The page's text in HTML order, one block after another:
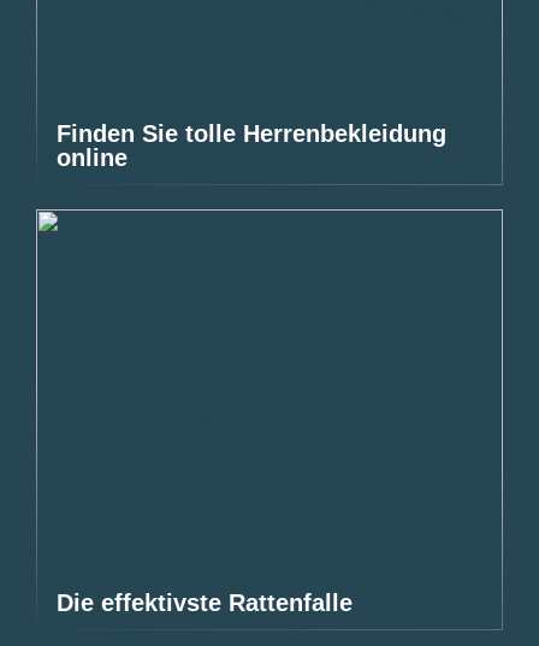
Finden Sie tolle Herrenbekleidung
online
Die effektivste Rattenfalle